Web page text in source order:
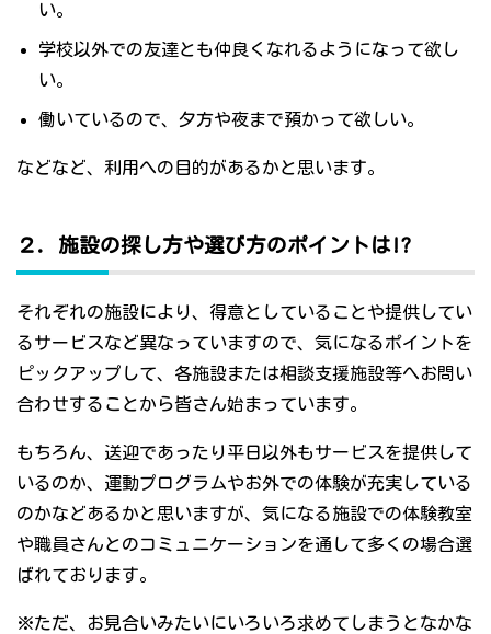
い。
学校以外での友達とも仲良くなれるようになって欲し
い。
働いているので、夕方や夜まで預かって欲しい。
などなど、利用への目的があるかと思います。
２．施設の探し方や選び方のポイントは!?
それぞれの施設により、得意としていることや提供してい
るサービスなど異なっていますので、気になるポイントを
ピックアップして、各施設または相談支援施設等へお問い
合わせすることから皆さん始まっています。
もちろん、送迎であったり平日以外もサービスを提供して
いるのか、運動プログラムやお外での体験が充実している
のかなどあるかと思いますが、気になる施設での体験教室
や職員さんとのコミュニケーションを通して多くの場合選
ばれております。
※ただ、お見合いみたいにいろいろ求めてしまうとなかな